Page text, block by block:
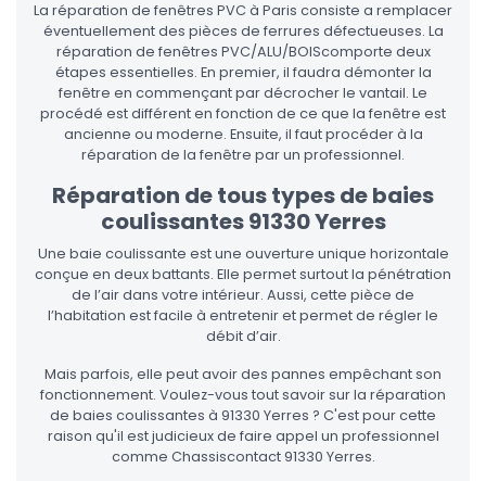
La réparation de fenêtres PVC à Paris consiste a remplacer
éventuellement des pièces de ferrures défectueuses. La
réparation de fenêtres PVC/ALU/BOIScomporte deux
étapes essentielles. En premier, il faudra démonter la
fenêtre en commençant par décrocher le vantail. Le
procédé est différent en fonction de ce que la fenêtre est
ancienne ou moderne. Ensuite, il faut procéder à la
réparation de la fenêtre par un professionnel.
Réparation de tous types de baies
coulissantes 91330 Yerres
Une baie coulissante est une ouverture unique horizontale
conçue en deux battants. Elle permet surtout la pénétration
de l’air dans votre intérieur. Aussi, cette pièce de
l’habitation est facile à entretenir et permet de régler le
débit d’air.
Mais parfois, elle peut avoir des pannes empêchant son
fonctionnement. Voulez-vous tout savoir sur la réparation
de baies coulissantes à 91330 Yerres ? C'est pour cette
raison qu'il est judicieux de faire appel un professionnel
comme Chassiscontact 91330 Yerres.